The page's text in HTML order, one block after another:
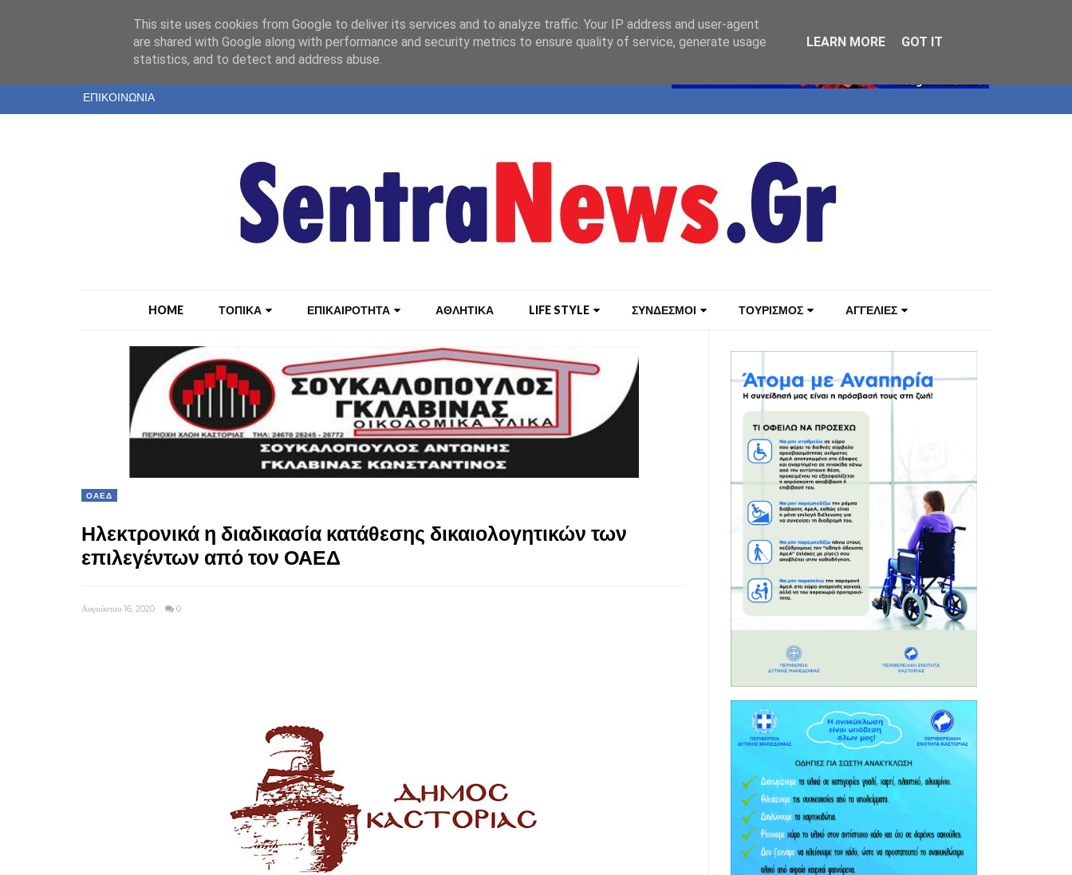
ΤΑΥΤΟΤΗΤΑ
ΕΝΤΥΠΗ ΕΚΔΟΣΗ
ΕΠΙΚΟΙΝΩΝΙΑ
HOME ΤΟΠΙΚΑ ΕΠΙΚΑΙΡΟΤΗΤΑ ΑΘΛΗΤΙΚΑ LIFE STYLE ΣΥΝΔΕΣΜΟΙ ΤΟΥΡΙΣΜΟΣ ΑΓΓΕΛΙΕΣ
ΟΑΕΔ
Ηλεκτρονικά η διαδικασία κατάθεσης δικαιολογητικών των
επιλεγέντων από τον ΟΑΕΔ
Αυγούστου 16, 2020 0
This site uses cookies from Google to deliver its services and to analyze traffic. Your IP address and user-agent
are shared with Google along with performance and security metrics to ensure quality of service, generate usage
statistics, and to detect and address abuse.
LEARN MORE GOT IT